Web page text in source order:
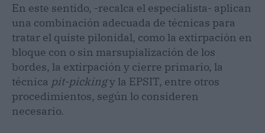
En este sentido, -recalca el especialista- aplican
una combinación adecuada de técnicas para
tratar el quiste pilonidal, como la extirpación en
bloque con o sin marsupialización de los
bordes, la extirpación y cierre primario, la
técnica pit-pickingy la EPSIT, entre otros
procedimientos, según lo consideren
necesario.